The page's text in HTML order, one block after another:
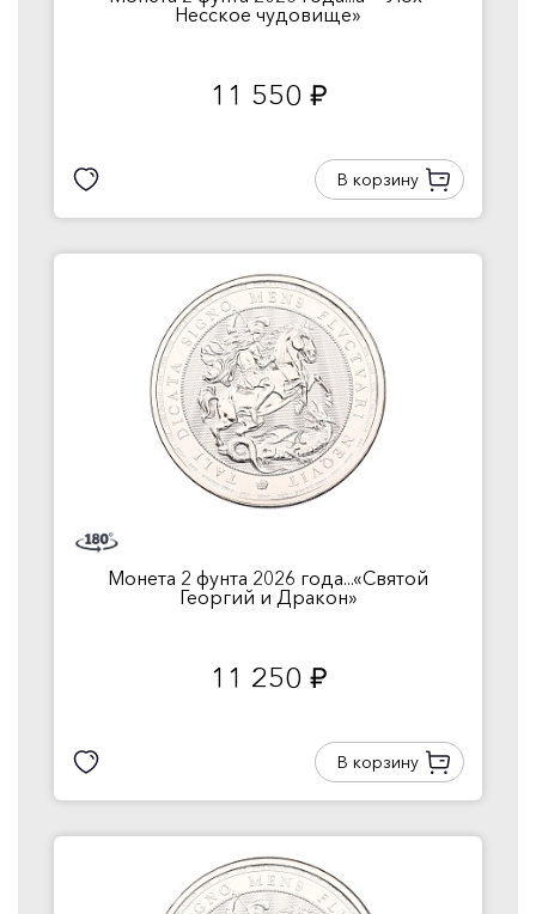
Несское чудовище»
11 550 руб.
В корзину
Монета 2 фунта 2026 года...«Святой
Георгий и Дракон»
11 250 руб.
В корзину